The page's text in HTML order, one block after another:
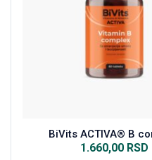
BiVits ACTIVA® B
1.660,00 RSD